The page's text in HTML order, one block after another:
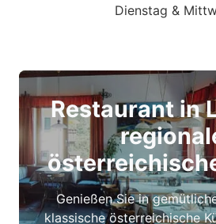
Dienstag &
Restaurant in
Genießen Sie in
klassische österreichische